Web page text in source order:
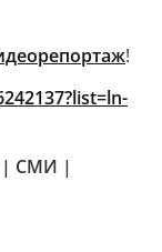
!
| СМИ |